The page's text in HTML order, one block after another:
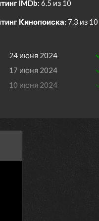
IMDb: 6.5 из 10
Кинопоиска: 7.3 из 10
24 июня 2024
17 июня 2024
10 июня 2024
20 мая 2024
6 мая 2024